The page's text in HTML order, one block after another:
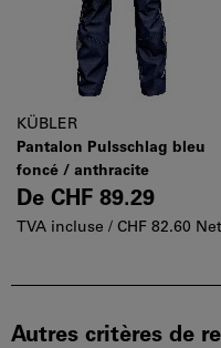
KÜBLER
Pantalon Pulsschlag bleu
foncé / anthracite
De CHF 89.29
TVA incluse / CHF 82.60 Net
Autres critères de